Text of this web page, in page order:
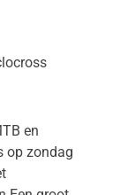
en
op zondag